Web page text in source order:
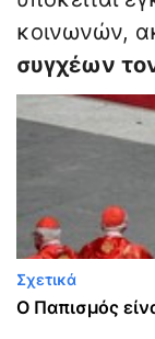
κοινωνών,
συγχέων
Σχετικά
Ο Παπισμός